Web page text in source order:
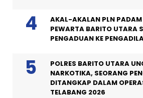
AKAL-AKALAN PLN PADAM
PEWARTA BARITO UTARA
PENGADUAN KE
POLRES BARITO UTARA
NARKOTIKA, SEORANG
DITANGKAP DALAM
TELABANG 2026